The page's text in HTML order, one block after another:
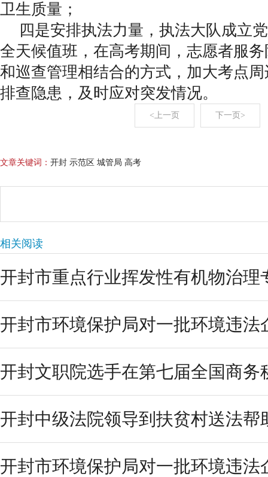
卫生质量；
四是安排执法力量，执法大队成立
全天候值班，在高考期间，志愿者服
和巡查管理相结合的方式，加大考点
排查隐患，及时应对突发情况。
<上一页 下一页>
文章关键词： 开封 示范区 城管局 高考
相关阅读
开封市重点行业挥发性有机物治理
开封市环境保护局对一批环境违法
开封文职院选手在第七届全国商务
开封中级法院领导到扶贫村送法帮
开封市环境保护局对一批环境违法